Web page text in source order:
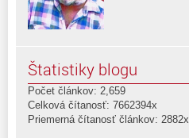
Štatistiky blogu
Počet článkov: 2,659
Celková čítanosť: 7662394x
Priemerná čítanosť článkov: 2882x